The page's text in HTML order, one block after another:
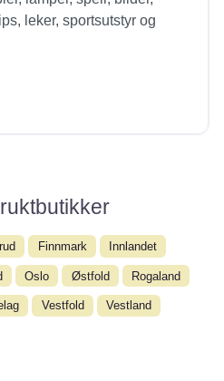
leker, sportsutstyr og
Finnmark Innlandet
Oslo Østfold Rogaland
Vestfold Vestland